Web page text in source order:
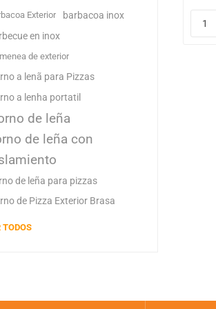
Exterior
barbacoa inox
en inox
de exterior
a lenã para Pizzas
a lenha portatil
de leña
de leña con
de leña para pizzas
de Pizza Exterior Brasa
TODOS